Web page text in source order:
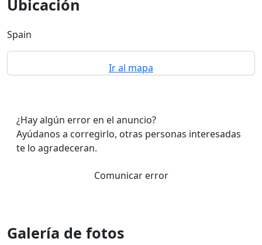
Ubicación
Spain
Ir al mapa
¿Hay algún error en el anuncio?
Ayúdanos a corregirlo, otras personas interesadas
te lo agradeceran.
Comunicar error
Galería de fotos